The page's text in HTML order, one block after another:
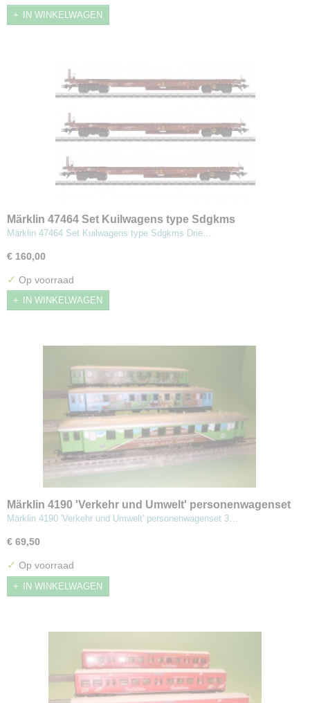
IN WINKELWAGEN
Märklin 47464 Set Kuilwagens type Sdgkms
Märklin 47464 Set Kuilwagens type Sdgkms Drie…
€ 160,00
✓ Op voorraad
IN WINKELWAGEN
Märklin 4190 'Verkehr und Umwelt' personenwagenset
Märklin 4190 'Verkehr und Umwelt' personenwagenset 3…
€ 69,50
✓ Op voorraad
IN WINKELWAGEN